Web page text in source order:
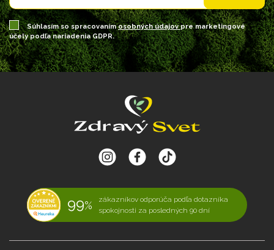
Súhlasím so spracovanímosobných údajovpre marketingové
účely podľa nariadenia GDPR.
99%
zákazníkov odporúča podľa dotazníka
spokojnosti za posledných 90 dní